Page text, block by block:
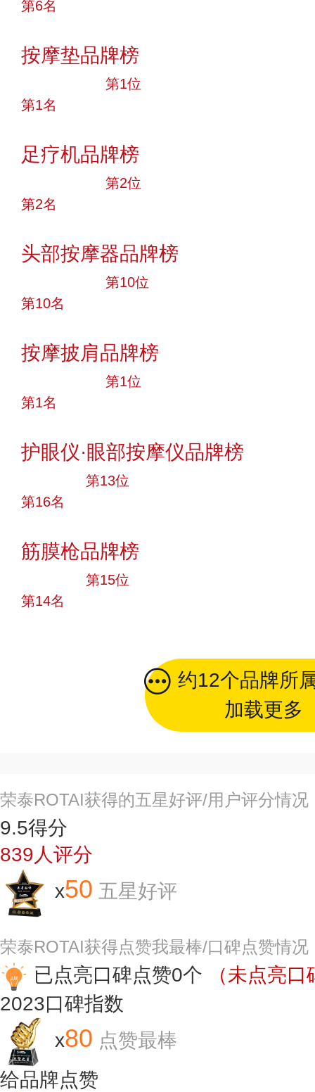
第6名
按摩垫品牌榜
第1位
第1名
足疗机品牌榜
第2位
第2名
头部按摩器品牌榜
第10位
第10名
按摩披肩品牌榜
第1位
第1名
护眼仪·眼部按摩仪品牌榜
第13位
第16名
筋膜枪品牌榜
第15位
第14名
约12个品牌所
加载更多
荣泰ROTAI获得的五星好评/用户评分情况
9.5得分
839人评分
x50 五星好评
荣泰ROTAI获得点赞我最棒/口碑点赞情况
已点亮口碑点赞0个
（未点亮
2023口碑指数
x80 点赞最棒
给品牌点赞